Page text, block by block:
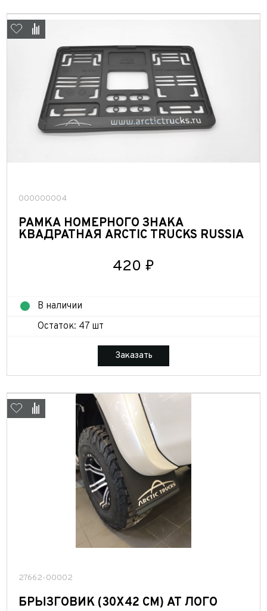
СЛЕДОПЫТ
СТРОППРО
Стюард
ТРИ-АВС
ТехноХим
000000004
РАМКА НОМЕРНОГО ЗНАКА
КВАДРАТНАЯ ARCTIC TRUCKS RUSSIA
420 ₽
В наличии
Остаток: 47 шт
Заказать
27662-00002
БРЫЗГОВИК (30Х42 СМ) АТ ЛОГО